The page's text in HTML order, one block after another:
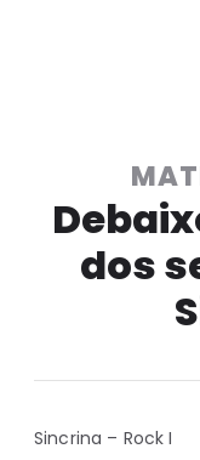
dos
Sincrina – Rock I